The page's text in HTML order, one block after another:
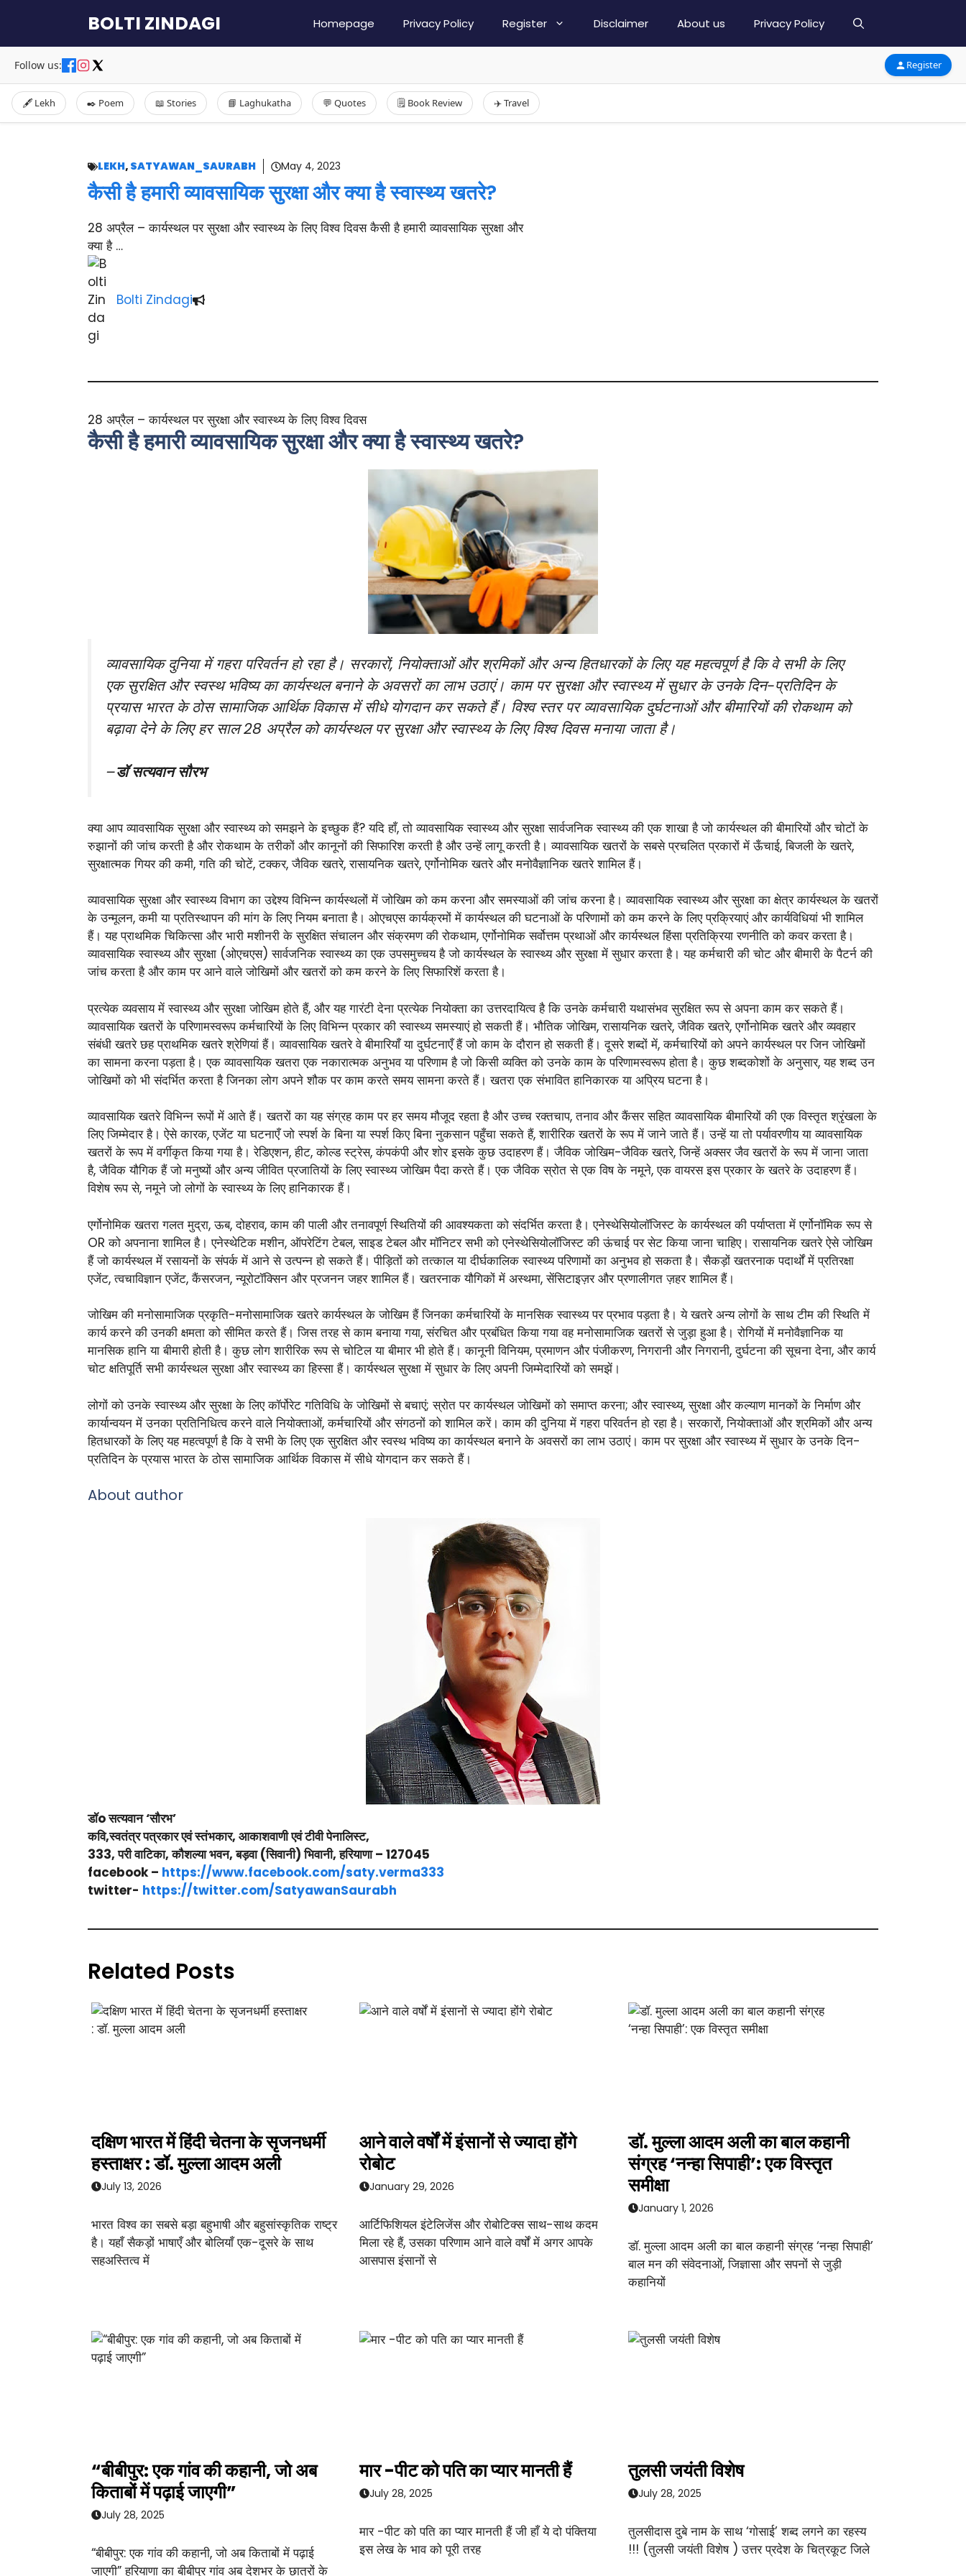
content
BOLTI ZINDAGI Homepage Privacy Policy Register Disclaimer About us Privacy Policy
Follow us: Register
🖋️ Lekh ✒️ Poem 📖 Stories 📘 Laghukatha 💬 Quotes 🗒️ Book Review ✈️ Travel
LEKH, SATYAWAN_SAURABH May 4, 2023
कैसी है हमारी व्यावसायिक सुरक्षा और क्या है स्वास्थ्य खतरे?
28 अप्रैल – कार्यस्थल पर सुरक्षा और स्वास्थ्य के लिए विश्व दिवस कैसी है हमारी व्यावसायिक सुरक्षा और
क्या है …
Bolti Zindagi
28 अप्रैल – कार्यस्थल पर सुरक्षा और स्वास्थ्य के लिए विश्व दिवस
कैसी है हमारी व्यावसायिक सुरक्षा और क्या है स्वास्थ्य खतरे?
व्यावसायिक दुनिया में गहरा परिवर्तन हो रहा है। सरकारों, नियोक्ताओं और श्रमिकों और अन्य हितधारकों के लिए यह महत्वपूर्ण है कि वे सभी के लिए
एक सुरक्षित और स्वस्थ भविष्य का कार्यस्थल बनाने के अवसरों का लाभ उठाएं। काम पर सुरक्षा और स्वास्थ्य में सुधार के उनके दिन-प्रतिदिन के
प्रयास भारत के ठोस सामाजिक आर्थिक विकास में सीधे योगदान कर सकते हैं। विश्व स्तर पर व्यावसायिक दुर्घटनाओं और बीमारियों की रोकथाम को
बढ़ावा देने के लिए हर साल 28 अप्रैल को कार्यस्थल पर सुरक्षा और स्वास्थ्य के लिए विश्व दिवस मनाया जाता है।
–डॉ सत्यवान सौरभ
क्या आप व्यावसायिक सुरक्षा और स्वास्थ्य को समझने के इच्छुक हैं? यदि हाँ, तो व्यावसायिक स्वास्थ्य और सुरक्षा सार्वजनिक स्वास्थ्य की एक शाखा है जो कार्यस्थल की बीमारियों और चोटों के
रुझानों की जांच करती है और रोकथाम के तरीकों और कानूनों की सिफारिश करती है और उन्हें लागू करती है। व्यावसायिक खतरों के सबसे प्रचलित प्रकारों में ऊँचाई, बिजली के खतरे,
सुरक्षात्मक गियर की कमी, गति की चोटें, टक्कर, जैविक खतरे, रासायनिक खतरे, एर्गोनोमिक खतरे और मनोवैज्ञानिक खतरे शामिल हैं।
व्यावसायिक सुरक्षा और स्वास्थ्य विभाग का उद्देश्य विभिन्न कार्यस्थलों में जोखिम को कम करना और समस्याओं की जांच करना है। व्यावसायिक स्वास्थ्य और सुरक्षा का क्षेत्र कार्यस्थल के खतरों
के उन्मूलन, कमी या प्रतिस्थापन की मांग के लिए नियम बनाता है। ओएचएस कार्यक्रमों में कार्यस्थल की घटनाओं के परिणामों को कम करने के लिए प्रक्रियाएं और कार्यविधियां भी शामिल
हैं। यह प्राथमिक चिकित्सा और भारी मशीनरी के सुरक्षित संचालन और संक्रमण की रोकथाम, एर्गोनोमिक सर्वोत्तम प्रथाओं और कार्यस्थल हिंसा प्रतिक्रिया रणनीति को कवर करता है।
व्यावसायिक स्वास्थ्य और सुरक्षा (ओएचएस) सार्वजनिक स्वास्थ्य का एक उपसमुच्चय है जो कार्यस्थल के स्वास्थ्य और सुरक्षा में सुधार करता है। यह कर्मचारी की चोट और बीमारी के पैटर्न की
जांच करता है और काम पर आने वाले जोखिमों और खतरों को कम करने के लिए सिफारिशें करता है।
प्रत्येक व्यवसाय में स्वास्थ्य और सुरक्षा जोखिम होते हैं, और यह गारंटी देना प्रत्येक नियोक्ता का उत्तरदायित्व है कि उनके कर्मचारी यथासंभव सुरक्षित रूप से अपना काम कर सकते हैं।
व्यावसायिक खतरों के परिणामस्वरूप कर्मचारियों के लिए विभिन्न प्रकार की स्वास्थ्य समस्याएं हो सकती हैं। भौतिक जोखिम, रासायनिक खतरे, जैविक खतरे, एर्गोनोमिक खतरे और व्यवहार
संबंधी खतरे छह प्राथमिक खतरे श्रेणियां हैं। व्यावसायिक खतरे वे बीमारियाँ या दुर्घटनाएँ हैं जो काम के दौरान हो सकती हैं। दूसरे शब्दों में, कर्मचारियों को अपने कार्यस्थल पर जिन जोखिमों
का सामना करना पड़ता है। एक व्यावसायिक खतरा एक नकारात्मक अनुभव या परिणाम है जो किसी व्यक्ति को उनके काम के परिणामस्वरूप होता है। कुछ शब्दकोशों के अनुसार, यह शब्द उन
जोखिमों को भी संदर्भित करता है जिनका लोग अपने शौक पर काम करते समय सामना करते हैं। खतरा एक संभावित हानिकारक या अप्रिय घटना है।
व्यावसायिक खतरे विभिन्न रूपों में आते हैं। खतरों का यह संग्रह काम पर हर समय मौजूद रहता है और उच्च रक्तचाप, तनाव और कैंसर सहित व्यावसायिक बीमारियों की एक विस्तृत श्रृंखला के
लिए जिम्मेदार है। ऐसे कारक, एजेंट या घटनाएँ जो स्पर्श के बिना या स्पर्श किए बिना नुकसान पहुँचा सकते हैं, शारीरिक खतरों के रूप में जाने जाते हैं। उन्हें या तो पर्यावरणीय या व्यावसायिक
खतरों के रूप में वर्गीकृत किया गया है। रेडिएशन, हीट, कोल्ड स्ट्रेस, कंपकंपी और शोर इसके कुछ उदाहरण हैं। जैविक जोखिम-जैविक खतरे, जिन्हें अक्सर जैव खतरों के रूप में जाना जाता
है, जैविक यौगिक हैं जो मनुष्यों और अन्य जीवित प्रजातियों के लिए स्वास्थ्य जोखिम पैदा करते हैं। एक जैविक स्रोत से एक विष के नमूने, एक वायरस इस प्रकार के खतरे के उदाहरण हैं।
विशेष रूप से, नमूने जो लोगों के स्वास्थ्य के लिए हानिकारक हैं।
एर्गोनोमिक खतरा गलत मुद्रा, ऊब, दोहराव, काम की पाली और तनावपूर्ण स्थितियों की आवश्यकता को संदर्भित करता है। एनेस्थेसियोलॉजिस्ट के कार्यस्थल की पर्याप्तता में एर्गोनॉमिक रूप से
OR को अपनाना शामिल है। एनेस्थेटिक मशीन, ऑपरेटिंग टेबल, साइड टेबल और मॉनिटर सभी को एनेस्थेसियोलॉजिस्ट की ऊंचाई पर सेट किया जाना चाहिए। रासायनिक खतरे ऐसे जोखिम
हैं जो कार्यस्थल में रसायनों के संपर्क में आने से उत्पन्न हो सकते हैं। पीड़ितों को तत्काल या दीर्घकालिक स्वास्थ्य परिणामों का अनुभव हो सकता है। सैकड़ों खतरनाक पदार्थों में प्रतिरक्षा
एजेंट, त्वचाविज्ञान एजेंट, कैंसरजन, न्यूरोटॉक्सिन और प्रजनन जहर शामिल हैं। खतरनाक यौगिकों में अस्थमा, सेंसिटाइज़र और प्रणालीगत ज़हर शामिल हैं।
जोखिम की मनोसामाजिक प्रकृति-मनोसामाजिक खतरे कार्यस्थल के जोखिम हैं जिनका कर्मचारियों के मानसिक स्वास्थ्य पर प्रभाव पड़ता है। ये खतरे अन्य लोगों के साथ टीम की स्थिति में
कार्य करने की उनकी क्षमता को सीमित करते हैं। जिस तरह से काम बनाया गया, संरचित और प्रबंधित किया गया वह मनोसामाजिक खतरों से जुड़ा हुआ है। रोगियों में मनोवैज्ञानिक या
मानसिक हानि या बीमारी होती है। कुछ लोग शारीरिक रूप से चोटिल या बीमार भी होते हैं। कानूनी विनियम, प्रमाणन और पंजीकरण, निगरानी और निगरानी, दुर्घटना की सूचना देना, और कार्य
चोट क्षतिपूर्ति सभी कार्यस्थल सुरक्षा और स्वास्थ्य का हिस्सा हैं। कार्यस्थल सुरक्षा में सुधार के लिए अपनी जिम्मेदारियों को समझें।
लोगों को उनके स्वास्थ्य और सुरक्षा के लिए कॉर्पोरेट गतिविधि के जोखिमों से बचाएं; स्रोत पर कार्यस्थल जोखिमों को समाप्त करना; और स्वास्थ्य, सुरक्षा और कल्याण मानकों के निर्माण और
कार्यान्वयन में उनका प्रतिनिधित्व करने वाले नियोक्ताओं, कर्मचारियों और संगठनों को शामिल करें। काम की दुनिया में गहरा परिवर्तन हो रहा है। सरकारों, नियोक्ताओं और श्रमिकों और अन्य
हितधारकों के लिए यह महत्वपूर्ण है कि वे सभी के लिए एक सुरक्षित और स्वस्थ भविष्य का कार्यस्थल बनाने के अवसरों का लाभ उठाएं। काम पर सुरक्षा और स्वास्थ्य में सुधार के उनके दिन-
प्रतिदिन के प्रयास भारत के ठोस सामाजिक आर्थिक विकास में सीधे योगदान कर सकते हैं।
About author
डॉo सत्यवान ‘सौरभ’
कवि,स्वतंत्र पत्रकार एवं स्तंभकार, आकाशवाणी एवं टीवी पेनालिस्ट,
333, परी वाटिका, कौशल्या भवन, बड़वा (सिवानी) भिवानी, हरियाणा – 127045
facebook – https://www.facebook.com/saty.verma333
twitter- https://twitter.com/SatyawanSaurabh
Related Posts
दक्षिण भारत में हिंदी चेतना के सृजनधर्मी
हस्ताक्षर : डॉ. मुल्ला आदम अली
July 13, 2026
भारत विश्व का सबसे बड़ा बहुभाषी और बहुसांस्कृतिक राष्ट्र
है। यहाँ सैकड़ों भाषाएँ और बोलियाँ एक-दूसरे के साथ
सहअस्तित्व में
आने वाले वर्षों में इंसानों से ज्यादा होंगे
रोबोट
January 29, 2026
आर्टिफिशियल इंटेलिजेंस और रोबोटिक्स साथ-साथ कदम
मिला रहे हैं, उसका परिणाम आने वाले वर्षों में अगर आपके
आसपास इंसानों से
डॉ. मुल्ला आदम अली का बाल कहानी
संग्रह ‘नन्हा सिपाही’: एक विस्तृत
समीक्षा
January 1, 2026
डॉ. मुल्ला आदम अली का बाल कहानी संग्रह ‘नन्हा सिपाही’
बाल मन की संवेदनाओं, जिज्ञासा और सपनों से जुड़ी
कहानियों
“बीबीपुर: एक गांव की कहानी, जो अब
किताबों में पढ़ाई जाएगी”
July 28, 2025
“बीबीपुर: एक गांव की कहानी, जो अब किताबों में पढ़ाई
जाएगी” हरियाणा का बीबीपुर गांव अब देशभर के छात्रों के
मार -पीट को पति का प्यार मानती हैं
July 28, 2025
मार -पीट को पति का प्यार मानती हैं जी हाँ ये दो पंक्तिया
इस लेख के भाव को पूरी तरह
तुलसी जयंती विशेष
July 28, 2025
तुलसीदास दुबे नाम के साथ ‘गोसाई’ शब्द लगने का रहस्य
!!! (तुलसी जयंती विशेष ) उत्तर प्रदेश के चित्रकूट जिले